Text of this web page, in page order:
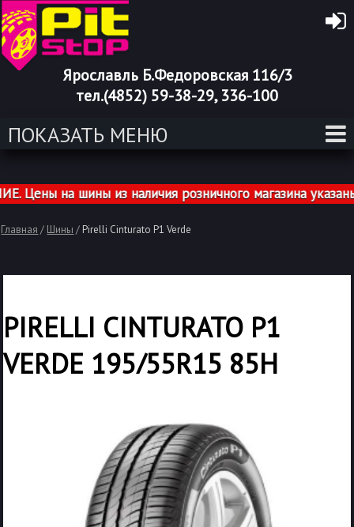
Ярославль Б.Федоровская 116/3
тел.(4852) 59-38-29, 336-100
ПОКАЗАТЬ МЕНЮ
на шины из наличия розничного магазина указаны
Главная / Шины / Pirelli Cinturato P1 Verde
PIRELLI CINTURATO P1
VERDE 195/55R15 85H